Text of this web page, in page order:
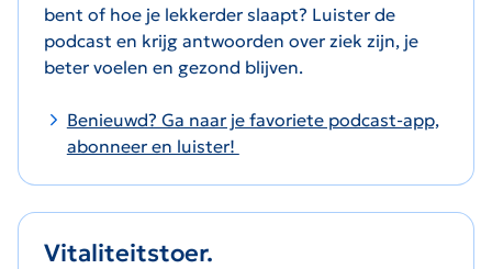
bent of hoe je lekkerder slaapt? Luister de
podcast en krijg antwoorden over ziek zijn, je
beter voelen en gezond blijven.
Benieuwd? Ga naar je favoriete podcast-app,
abonneer en luister!
Vitaliteitstoer.